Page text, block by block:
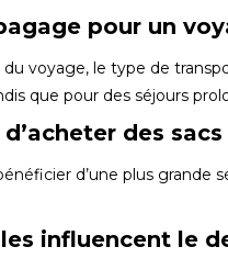
pour un
voyage, le type de
que pour des séjours
des
d’une plus grande
influencent le